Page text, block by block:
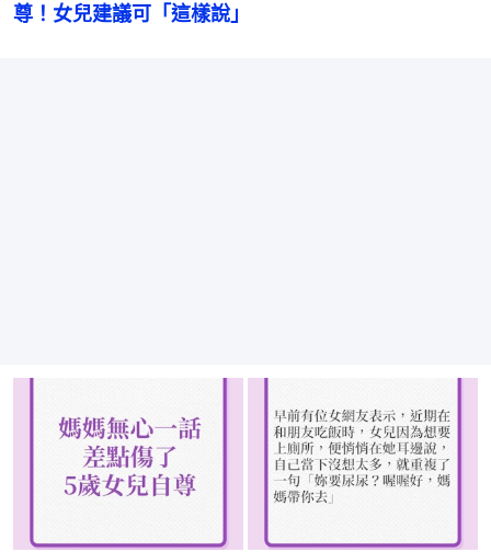
尊！女兒建議可「這樣說」